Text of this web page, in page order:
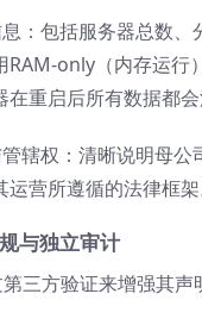
：包括服务器总数、
RAM-only（内存运行
重启后所有数据都会
辖权：清晰说明母公
营所遵循的法律框架
与独立审计
三方验证来增强其声